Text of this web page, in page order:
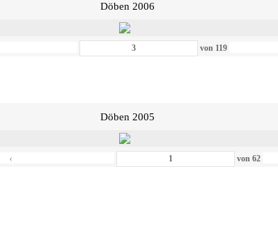
Döben 2006
von 119
Döben 2005
‹ von62